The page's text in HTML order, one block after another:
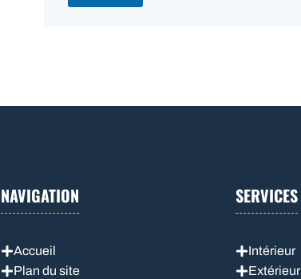
NAVIGATION
Accueil
Plan du site
SERVICES
Intérieur
Extérieur